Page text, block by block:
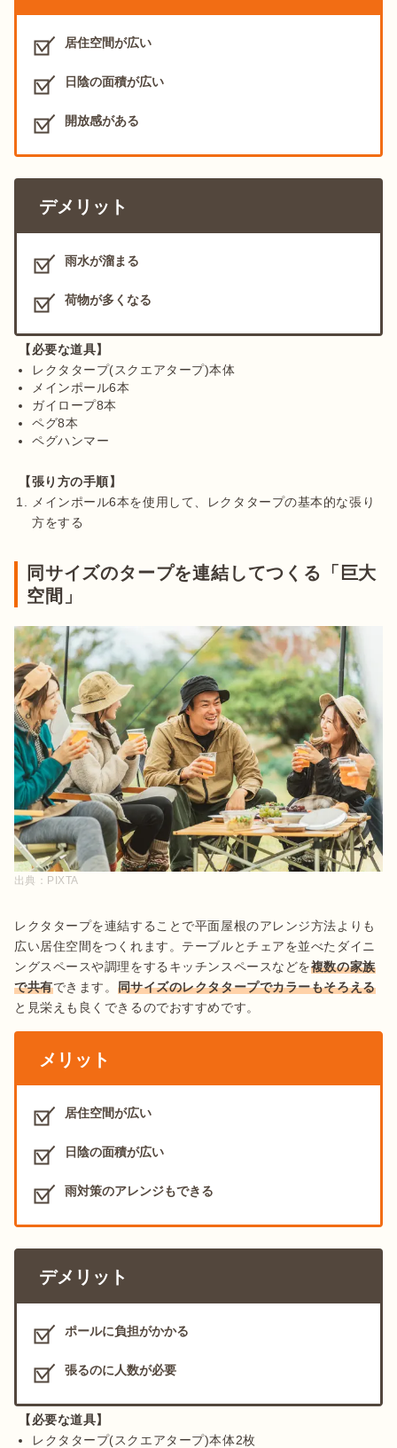
居住空間が広い
日陰の面積が広い
開放感がある
デメリット
雨水が溜まる
荷物が多くなる
【必要な道具】
レクタタープ(スクエアタープ)本体
メインポール6本
ガイロープ8本
ペグ8本
ペグハンマー
【張り方の手順】
メインポール6本を使用して、レクタタープの基本的な張り
方をする
同サイズのタープを連結してつくる「巨大
空間」
出典： PIXTA
レクタタープを連結することで平面屋根のアレンジ方法よりも
広い居住空間をつくれます。テーブルとチェアを並べたダイニ
ングスペースや調理をするキッチンスペースなどを複数の家族
で共有できます。 同サイズのレクタタープでカラーもそろえる
と見栄えも良くできるのでおすすめです。
メリット
居住空間が広い
日陰の面積が広い
雨対策のアレンジもできる
デメリット
ポールに負担がかかる
張るのに人数が必要
【必要な道具】
レクタタープ(スクエアタープ)本体2枚